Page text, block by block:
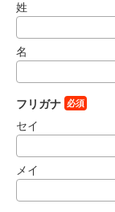
姓
名
フリガナ 必須
セイ
メイ